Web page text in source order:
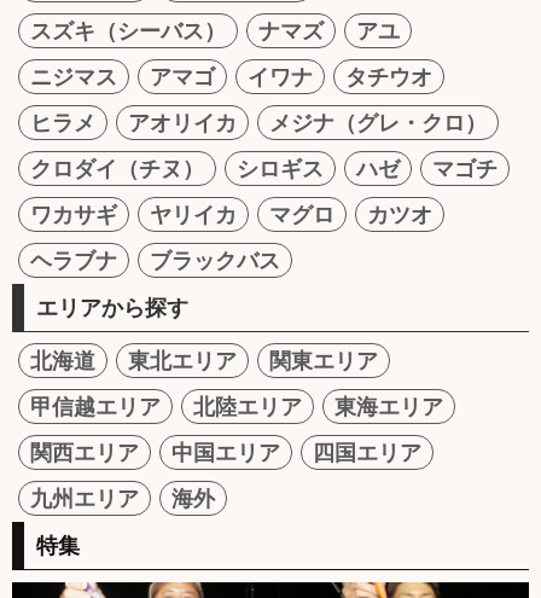
スズキ（シーバス）
ナマズ
アユ
ニジマス
アマゴ イワナ
タチウオ
ヒラメ
アオリイカ
メジナ（グレ・クロ）
クロダイ（チヌ）
シロギス ハゼ
マゴチ
ワカサギ
ヤリイカ マグロ
カツオ
ヘラブナ
ブラックバス
エリアから探す
北海道 東北エリア
関東エリア
甲信越エリア
北陸エリア
東海エリア
関西エリア
中国エリア
四国エリア
九州エリア
海外
特集